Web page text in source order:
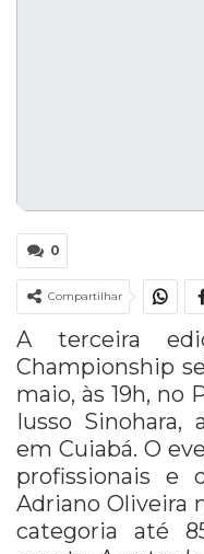
0
Compartilhar
A terceira
Championship
maio, às 19h, no
Iusso Sinohara,
em Cuiabá. O
profissionais e
Adriano Oliveira
categoria até